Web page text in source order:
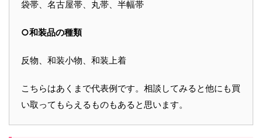
袋帯、名古屋帯、丸帯、半幅帯
○和装品の種類
反物、和装小物、和装上着
こちらはあくまで代表例です。相談してみると他にも買
い取ってもらえるものもあると思います。